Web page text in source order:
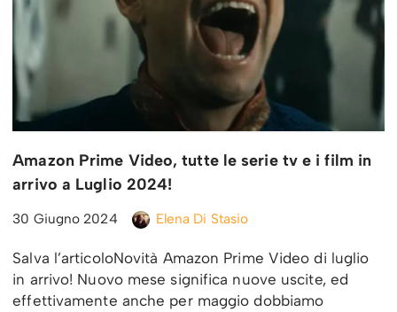
Amazon Prime Video, tutte le serie tv e i film in
arrivo a Luglio 2024!
30 Giugno 2024 Elena Di Stasio
Salva l’articoloNovità Amazon Prime Video di luglio
in arrivo! Nuovo mese significa nuove uscite, ed
effettivamente anche per maggio dobbiamo